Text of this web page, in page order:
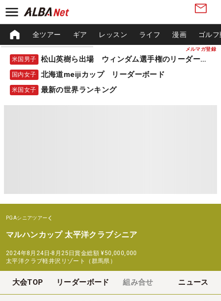
メルマガ登録
全ツアー ギア レッスン ライフ 漫画 ゴル
米国男子 松山英樹ら出場 ウィンダム選手権のリーダーボード
国内女子 北海道meijiカップ リーダーボード
米国女子 最新の世界ランキング
PGAシニアツアー
マルハンカップ 太平洋クラブシニア
2024年8月24日-8月25日賞金総額 ¥50,000,000
太平洋クラブ軽井沢リゾート（群馬県）
大会TOP リーダーボード 組み合せ ニュース